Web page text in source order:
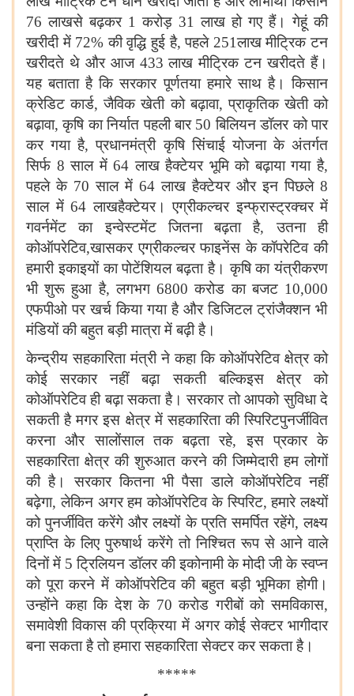
76 लाखसे बढ़कर 1 करोड़ 31 लाख हो गए हैं। गेहूं की
खरीदी में 72%की वृद्धि हुई है, पहले 251लाख मीट्रिक टन
खरीदते थे और आज 433लाख मीट्रिक टन खरीदते हैं।
यह बताता है कि सरकार पूर्णतया हमारे साथ है। किसान
क्रेडिट कार्ड, जैविक खेती को बढ़ावा, प्राकृतिक खेती को
बढ़ावा, कृषि का निर्यात पहली बार 50बिलियन डॉलर को पार
कर गया है, प्रधानमंत्री कृषि सिंचाई योजना के अंतर्गत
सिर्फ 8साल में 64लाख हैक्टेयर भूमि को बढ़ाया गया है,
पहले के 70साल में 64 लाख हैक्टेयर और इन पिछले 8
साल में 64 लाखहैक्टेयर। एग्रीकल्चर इन्फ्रास्ट्रक्चर में
गवर्नमेंट का इन्वेस्टमेंट जितना बढ़ता है, उतना ही
कोऑपरेटिव,खासकर एग्रीकल्चर फाइनेंस के कॉपरेटिव की
हमारी इकाइयों का पोटेंशियल बढ़ता है। कृषि का यंत्रीकरण
भी शुरू हुआ है, लगभग6800 करोड का बजट 10,000
एफपीओ पर खर्च किया गया है और डिजिटल ट्रांजैक्शन भी
मंडियों की बहुत बड़ी मात्रा में बढ़ी है।
केन्द्रीय सहकारिता मंत्री ने कहा कि कोऑपरेटिव क्षेत्र को
कोई सरकार नहीं बढ़ा सकती बल्किइस क्षेत्र को
कोऑपरेटिव ही बढ़ा सकता है। सरकार तो आपको सुविधा दे
सकती है मगर इस क्षेत्र में सहकारिता की स्पिरिटपुनर्जीवित
करना और सालोंसाल तक बढ़ता रहे, इस प्रकार के
सहकारिता क्षेत्र की शुरुआत करने की जिम्मेदारी हम लोगों
की है। सरकार कितना भी पैसा डाले कोऑपरेटिव नहीं
बढ़ेगा, लेकिन अगर हम कोऑपरेटिव के स्पिरिट, हमारे लक्ष्यों
को पुनर्जीवित करेंगे और लक्ष्यों के प्रति समर्पित रहेंगे, लक्ष्य
प्राप्ति के लिए पुरुषार्थ करेंगे तो निश्चित रूप से आने वाले
दिनों में 5 ट्रिलियन डॉलर की इकोनामी के मोदी जी के स्वप्न
को पूरा करने में कोऑपरेटिव की बहुत बड़ी भूमिका होगी।
उन्होंने कहा कि देश के 70करोड गरीबों को समविकास,
समावेशी विकास की प्रक्रिया में अगर कोई सेक्टर भागीदार
बना सकता है तो हमारा सहकारिता सेक्टर कर सकता है।
*****